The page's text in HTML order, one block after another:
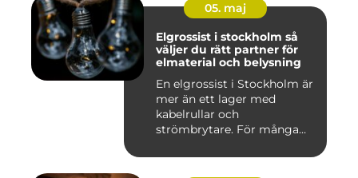
05. maj
Elgrossist i stockholm så
väljer du rätt partner för
elmaterial och belysning
En elgrossist i Stockholm är
mer än ett lager med
kabelrullar och
strömbrytare. För många